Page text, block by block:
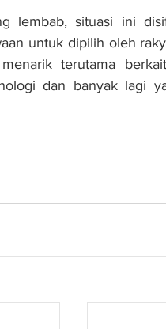
lembab, situasi ini
untuk dipilih oleh
terutama
dan banyak lagi